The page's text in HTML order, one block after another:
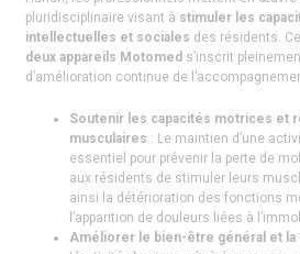
pluridisciplinaire visant à stimuler les
intellectuelles et sociales des résidents.
deux appareils Motomed s’inscrit
d’amélioration continue de
Soutenir les capacités motrices et
musculaires : Le maintien d’une
essentiel pour prévenir la perte de
aux résidents de stimuler leurs
ainsi la détérioration des fonctions
l’apparition de douleurs liées à
Améliorer le bien-être général et